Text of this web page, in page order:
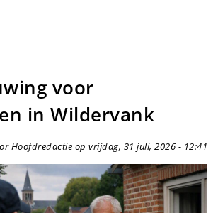
voor
in Wildervank
Hoofdredactie op vrijdag, 31 juli, 2026 - 12:41